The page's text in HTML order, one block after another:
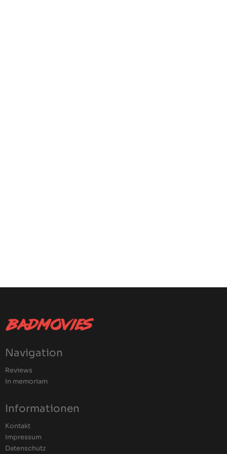
Navigation
Reviews
In memoriam
Informationen
Kontakt
Impressum
Datenschutz